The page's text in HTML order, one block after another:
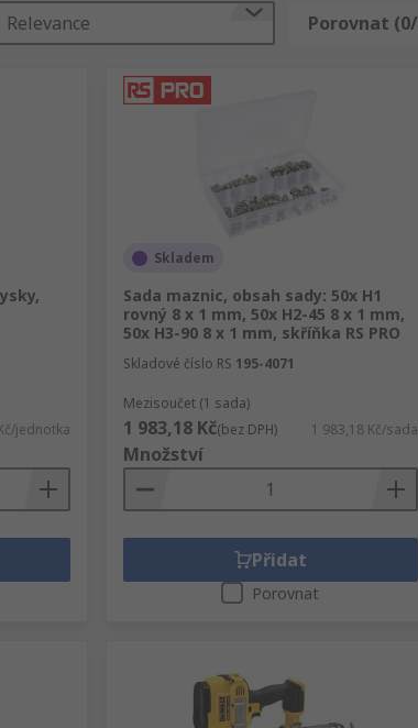
Relevance Porovnat
jednotka
Skladem
Sada maznic, obsah sady: 50x H1
rovný 8 x 1 mm, 50x H2-45 8 x 1 mm,
50x H3-90 8 x 1 mm, skříňka RS PRO
Skladové číslo RS 195-4071
Mezisoučet (1 sada)
1 983,18 Kč(bez DPH) 1 983,18 Kč/sada
Množství
Přidat
Porovnat